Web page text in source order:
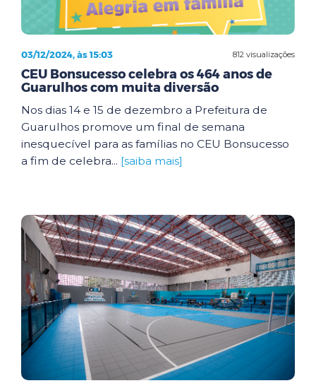
812 visualizações
03/12/2024, às 15:03
CEU Bonsucesso celebra os 464 anos de
Guarulhos com muita diversão
Nos dias 14 e 15 de dezembro a Prefeitura de
Guarulhos promove um final de semana
inesquecível para as famílias no CEU Bonsucesso
a fim de celebra... [saiba mais]